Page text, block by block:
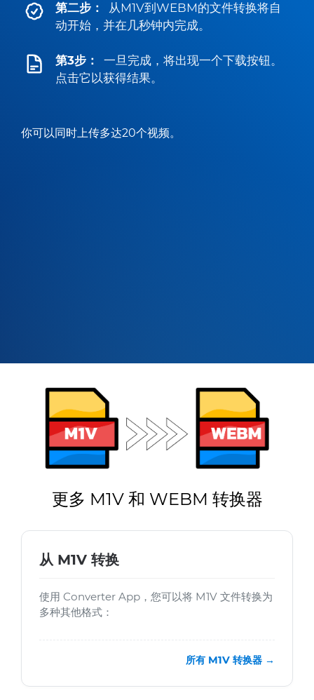
第二步：
从M1V到WEBM的文件转换将自
动开始，并在几秒钟内完成。
第3步：
一旦完成，将出现一个下载按钮。
点击它以获得结果。
你可以同时上传多达20个视频。
更多 M1V 和 WEBM 转换器
从 M1V 转换
使用 Converter App，您可以将 M1V 文件转换为
多种其他格式：
所有 M1V 转换器 →